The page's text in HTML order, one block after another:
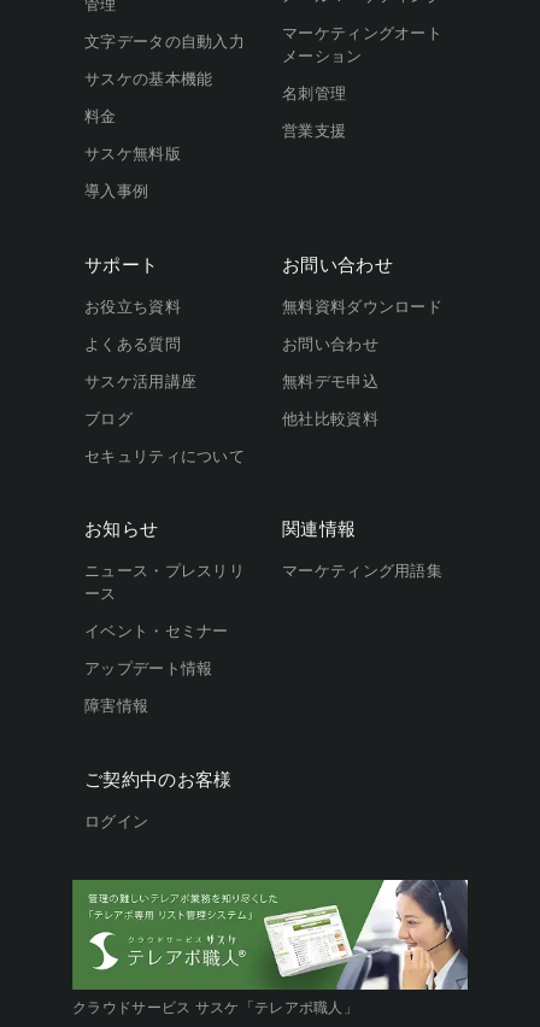
クラウドサービス サスケ「テレアポ職人」
管理
文字データの自動入力
サスケの基本機能
料金
サスケ無料版
導入事例
マーケティングオート
メーション
名刺管理
営業支援
サポート
お役立ち資料
よくある質問
サスケ活用講座
ブログ
セキュリティについて
お問い合わせ
無料資料ダウンロード
お問い合わせ
無料デモ申込
他社比較資料
お知らせ
ニュース・プレスリリ
ース
イベント・セミナー
アップデート情報
障害情報
関連情報
マーケティング用語集
ご契約中のお客様
ログイン